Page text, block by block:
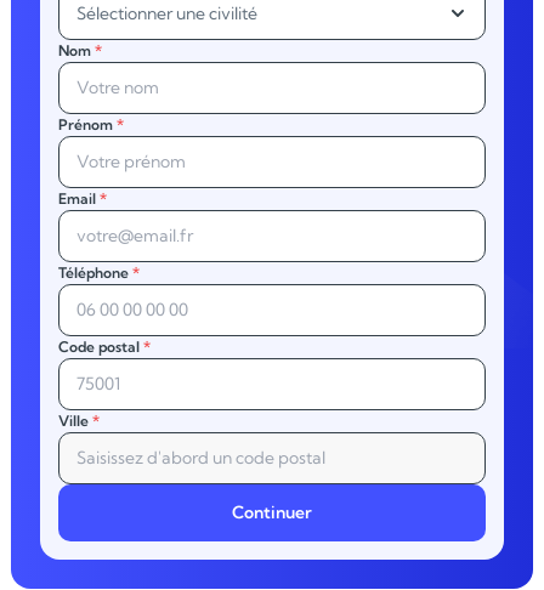
Sélectionner une civilité
Nom *
Prénom *
Email *
Téléphone *
Code postal *
Ville *
Continuer